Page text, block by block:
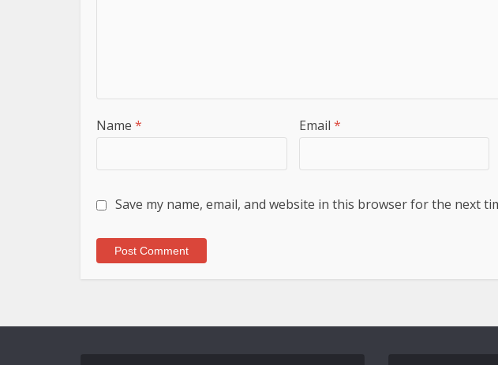
Name * Email *
Save my name, email, and website in this browser for the next